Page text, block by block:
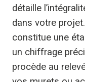
détaille
dans votre
constitue une
un chiffrage
procède au